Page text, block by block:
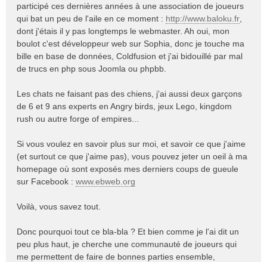
participé ces dernières années à une association de joueurs
qui bat un peu de l'aile en ce moment : http://www.baloku.fr
dont j'étais il y pas longtemps le webmaster. Ah oui, mon
boulot c'est développeur web sur Sophia, donc je touche ma
bille en base de données, Coldfusion et j'ai bidouillé par mal
de trucs en php sous Joomla ou phpbb.
Les chats ne faisant pas des chiens, j'ai aussi deux garçons
de 6 et 9 ans experts en Angry birds, jeux Lego, kingdom
rush ou autre forge of empires...
Si vous voulez en savoir plus sur moi, et savoir ce que j'aime
(et surtout ce que j'aime pas), vous pouvez jeter un oeil à ma
homepage où sont exposés mes derniers coups de gueule
sur Facebook : www.ebweb.org
Voilà, vous savez tout.
Donc pourquoi tout ce bla-bla ? Et bien comme je l'ai dit un
peu plus haut, je cherche une communauté de joueurs qui
me permettent de faire de bonnes parties ensemble,